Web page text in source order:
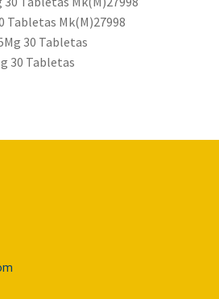
Tabletas Mk(M)27998
30 Tabletas